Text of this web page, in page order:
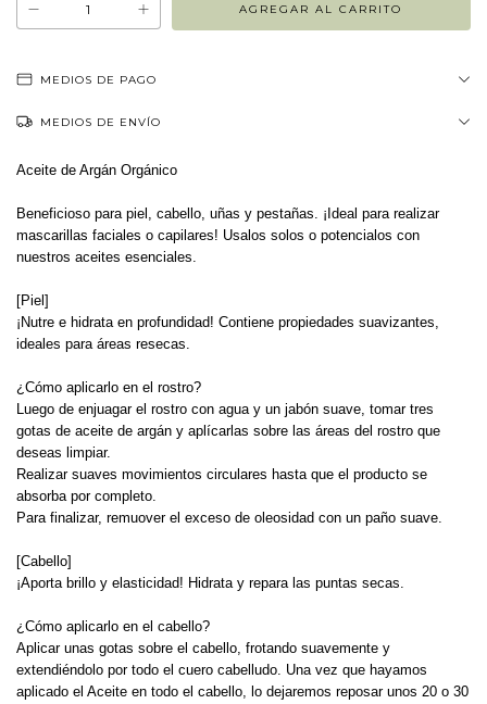
MEDIOS DE PAGO
MEDIOS DE ENVÍO
Aceite de Argán Orgánico
Beneficioso para piel, cabello, uñas y pestañas. ¡Ideal para realizar
mascarillas faciales o capilares! Usalos solos o potencialos con
nuestros aceites esenciales.
[Piel]
¡Nutre e hidrata en profundidad! Contiene propiedades suavizantes,
ideales para áreas resecas.
¿Cómo aplicarlo en el rostro?
Luego de enjuagar el rostro con agua y un jabón suave, tomar tres
gotas de aceite de argán y aplícarlas sobre las áreas del rostro que
deseas limpiar.
Realizar suaves movimientos circulares hasta que el producto se
absorba por completo.
Para finalizar, remuover el exceso de oleosidad con un paño suave.
[Cabello]
¡Aporta brillo y elasticidad! Hidrata y repara las puntas secas.
¿Cómo aplicarlo en el cabello?
Aplicar unas gotas sobre el cabello, frotando suavemente y
extendiéndolo por todo el cuero cabelludo. Una vez que hayamos
aplicado el Aceite en todo el cabello, lo dejaremos reposar unos 20 o 30